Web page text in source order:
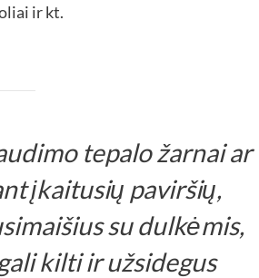
ir kt.
tepalo žarnai ar
įkaitusių paviršių,
su dulkėmis,
kilti ir užsidegus